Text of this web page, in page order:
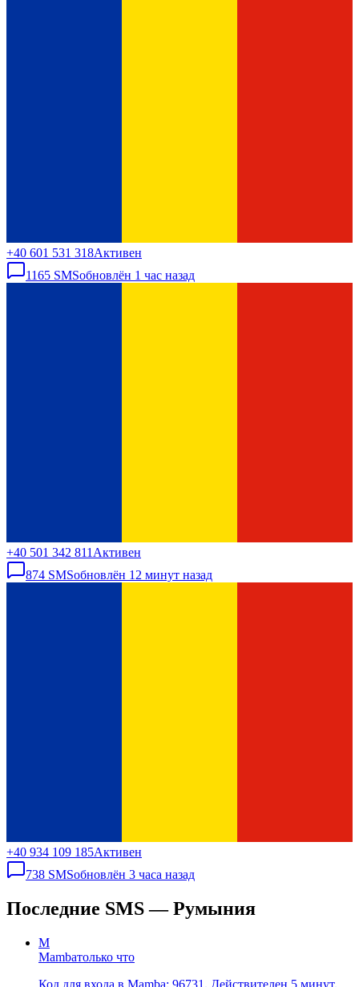
+40 601 531 318Активен
1165 SMSобновлён 1 час назад
+40 501 342 811 Активен
874 SMSобновлён 12 минут назад
+40 934 109 185Активен
738 SMSобновлён 3 часа назад
Последние SMS — Румыния
M
Mambaтолько что
Код для входа в Mamba: 96731. Действителен 5 минут.